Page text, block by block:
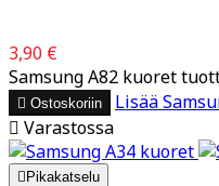
3,90 €
Samsung A82 kuoret
 Ostoskoriin Lisää
 Varastossa
 Pikakatselu